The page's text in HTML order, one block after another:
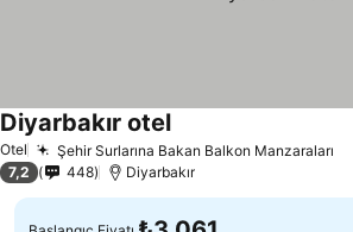
Otel Şehir Surlarına Bakan Balkon Manzaraları
Diyarbakır otelFiyatları görün
7,2 448 Diyarbakır